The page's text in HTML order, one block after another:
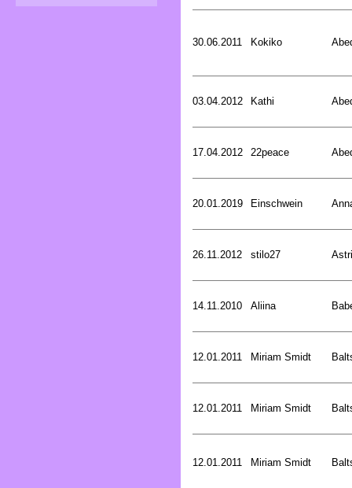
30.06.2011 Kokiko
03.04.2012 Kathi
17.04.2012 22peace
20.01.2019 Einschwein
26.11.2012 stilo27
14.11.2010 Aliina
12.01.2011 Miriam Smidt
12.01.2011 Miriam Smidt
12.01.2011 Miriam Smidt